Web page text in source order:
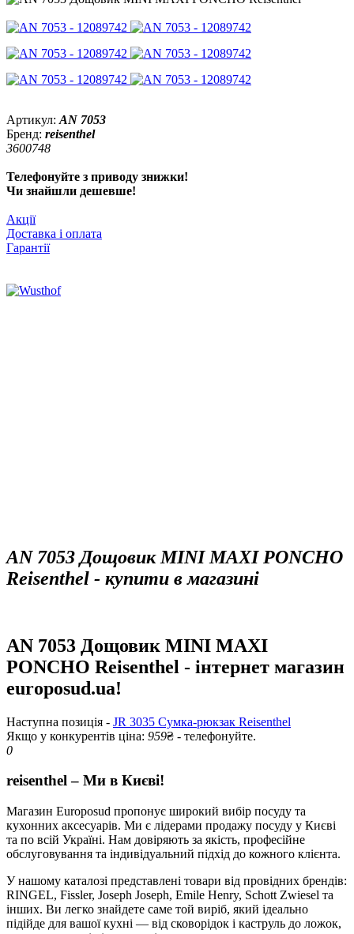
Артикул: AN 7053
Бренд: reisenthel
3600748
Телефонуйте з приводу знижки!
Чи знайшли дешевше!
Акції
Доставка і оплата
Гарантії
AN 7053 Дощовик MINI MAXI PONCHO
Reisenthel - купити в магазині
AN 7053 Дощовик MINI MAXI
PONCHO Reisenthel - інтернет магазин
europosud.ua!
Наступна позиція - JR 3035 Сумка-рюкзак Reisenthel
Якщо у конкурентів ціна: 959₴ - телефонуйте.
0
reisenthel – Ми в Києві!
Магазин Europosud пропонує широкий вибір посуду та
кухонних аксесуарів. Ми є лідерами продажу посуду у Києві
та по всій Україні. Нам довіряють за якість, професійне
обслуговування та індивідуальний підхід до кожного клієнта.
У нашому каталозі представлені товари від провідних брендів:
RINGEL, Fissler, Joseph Joseph, Emile Henry, Schott Zwiesel та
інших. Ви легко знайдете саме той виріб, який ідеально
підійде для вашої кухні — від сковорідок і каструль до ложок,